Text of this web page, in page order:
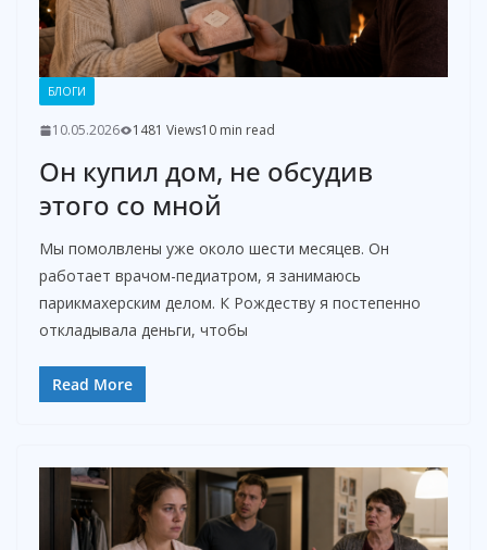
БЛОГИ
10.05.2026 1481 Views10 min read
Он купил дом, не обсудив
этого со мной
Мы помолвлены уже около шести месяцев. Он
работает врачом-педиатром, я занимаюсь
парикмахерским делом. К Рождеству я постепенно
откладывала деньги, чтобы
Read More